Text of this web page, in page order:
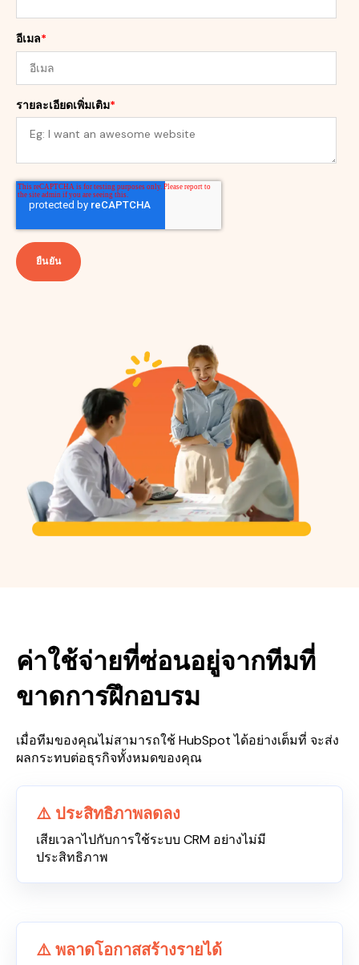
อีเมล*
รายละเอียดเพิ่มเติม*
ค่าใช้จ่ายที่ซ่อนอยู่จากทีมที่
ขาดการฝึกอบรม
เมื่อทีมของคุณไม่สามารถใช้ HubSpot ได้อย่างเต็มที่ จะส่ง
ผลกระทบต่อธุรกิจทั้งหมดของคุณ
⚠️ ประสิทธิภาพลดลง
เสียเวลาไปกับการใช้ระบบ CRM อย่างไม่มี
ประสิทธิภาพ
⚠️ พลาดโอกาสสร้างรายได้